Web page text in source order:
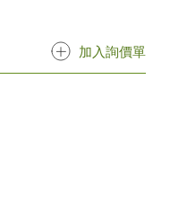
加入詢價單